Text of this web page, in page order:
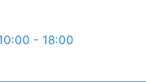
- 18:00